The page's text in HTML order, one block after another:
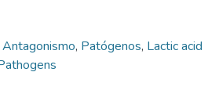
Antagonismo, Patógenos, Lactic acid